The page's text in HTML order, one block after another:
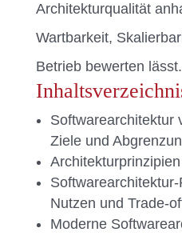
Architekturqualität
Wartbarkeit,
Betrieb bewerten lässt.
Softwarearchitektur
Ziele und
Nutzen und Trade-
Moderne